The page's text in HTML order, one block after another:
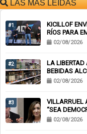
LAS MÁS LEÍDAS
#1
KICILLOF
RÍOS PARA
02/08/2026
#2
LA
BEBIDAS
02/08/2026
#3
VILLARRUEL
“SEA
02/08/2026